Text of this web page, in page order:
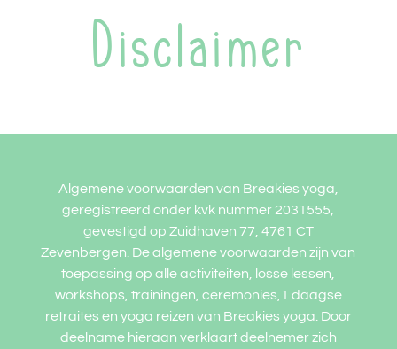
Disclaimer
Algemene voorwaarden van Breakies yoga,
geregistreerd onder kvk nummer 2031555,
gevestigd op Zuidhaven 77, 4761 CT
Zevenbergen. De algemene voorwaarden zijn van
toepassing op alle activiteiten, losse lessen,
workshops, trainingen, ceremonies,1 daagse
retraites en yoga reizen van Breakies yoga. Door
deelname hieraan verklaart deelnemer zich